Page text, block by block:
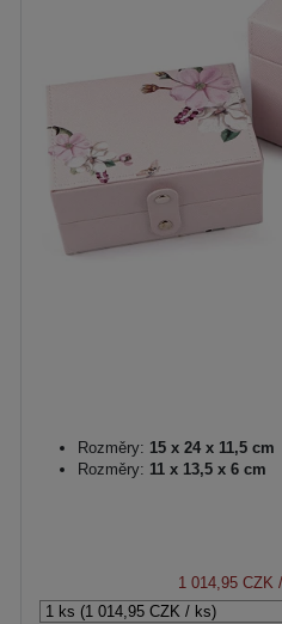
Rozměry: 15 x 24 x 11,5 cm
Rozměry: 11 x 13,5 x 6 cm
1 014,95 CZK